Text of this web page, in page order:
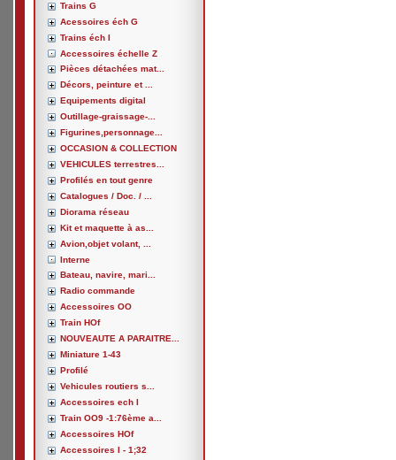
Trains G
Acessoires éch G
Trains éch I
Accessoires échelle Z
Pièces détachées mat...
Décors, peinture et ...
Equipements digital
Outillage-graissage-...
Figurines,personnage...
OCCASION & COLLECTION
VEHICULES terrestres...
Profilés en tout genre
Catalogues / Doc. / ...
Diorama réseau
Kit et maquette à as...
Avion,objet volant, ...
Interne
Bateau, navire, mari...
Radio commande
Accessoires OO
Train HOf
NOUVEAUTE A PARAITRE...
Miniature 1-43
Profilé
Vehicules routiers s...
Accessoires ech I
Train OO9 -1:76ème a...
Accessoires HOf
Accessoires I - 1;32